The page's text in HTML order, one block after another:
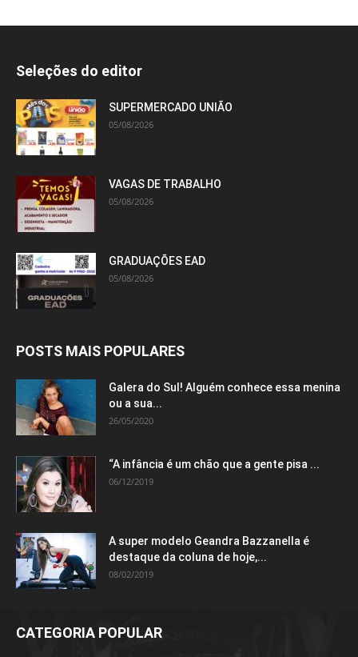
Seleções do editor
SUPERMERCADO UNIÃO
05/08/2026
VAGAS DE TRABALHO
05/08/2026
GRADUAÇÕES EAD
05/08/2026
POSTS MAIS POPULARES
Galera do Sul! Alguém conhece essa menina
ou a sua...
26/05/2020
“A infância é um chão que a gente pisa ...
06/12/2019
A super modelo Geandra Bazzanella é
destaque da coluna de hoje,...
08/02/2019
CATEGORIA POPULAR